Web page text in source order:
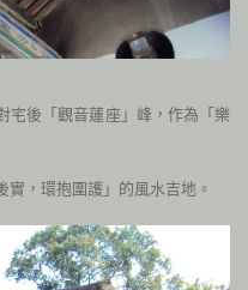
宅後「觀音蓮座」峰，作為「樂
，環抱圍護」的風水吉地。